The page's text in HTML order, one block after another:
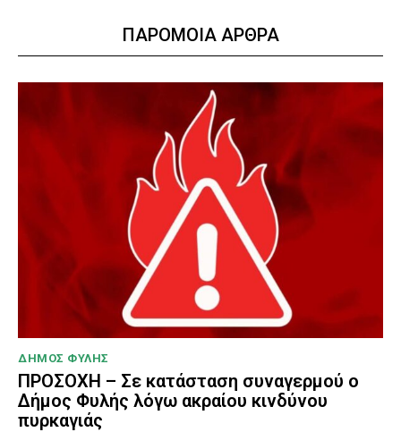
ΠΑΡΟΜΟΙΑ ΑΡΘΡΑ
ΔΗΜΟΣ ΦΥΛΗΣ
ΠΡΟΣΟΧΗ – Σε κατάσταση συναγερμού ο
Δήμος Φυλής λόγω ακραίου κινδύνου
πυρκαγιάς